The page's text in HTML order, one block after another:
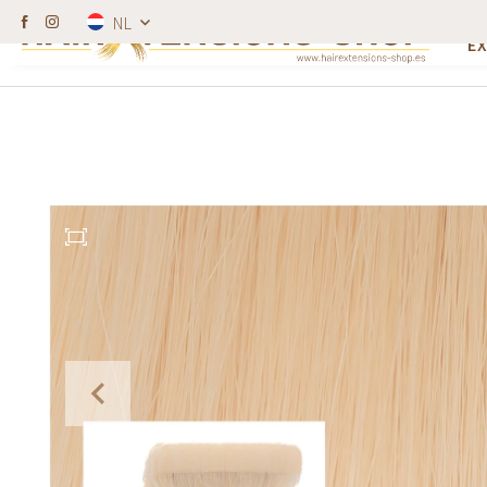
NL Kappers krijgen korting.